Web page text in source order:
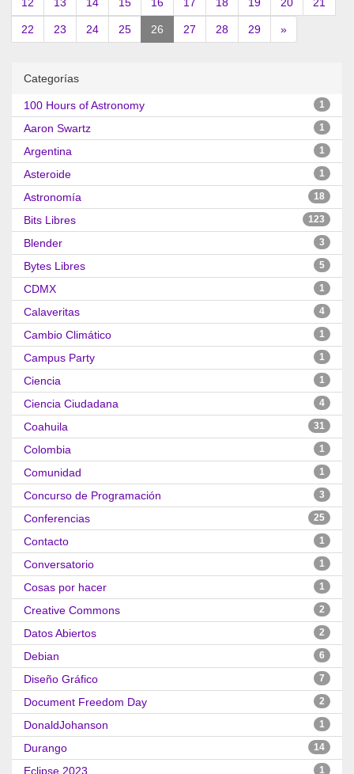
12 13 14 15 16 17 18 19 20 21
22 23 24 25 26 (current)
27 28 29 »
Categorías
100 Hours of Astronomy 1
Aaron Swartz 1
Argentina 1
Asteroide 1
Astronomía 18
Bits Libres 123
Blender 3
Bytes Libres 5
CDMX 1
Calaveritas 4
Cambio Climático 1
Campus Party 1
Ciencia 1
Ciencia Ciudadana 4
Coahuila 31
Colombia 1
Comunidad 1
Concurso de Programación 3
Conferencias 25
Contacto 1
Conversatorio 1
Cosas por hacer 1
Creative Commons 2
Datos Abiertos 2
Debian 6
Diseño Gráfico 7
Document Freedom Day 2
DonaldJohanson 1
Durango 14
Eclipse 2023 1